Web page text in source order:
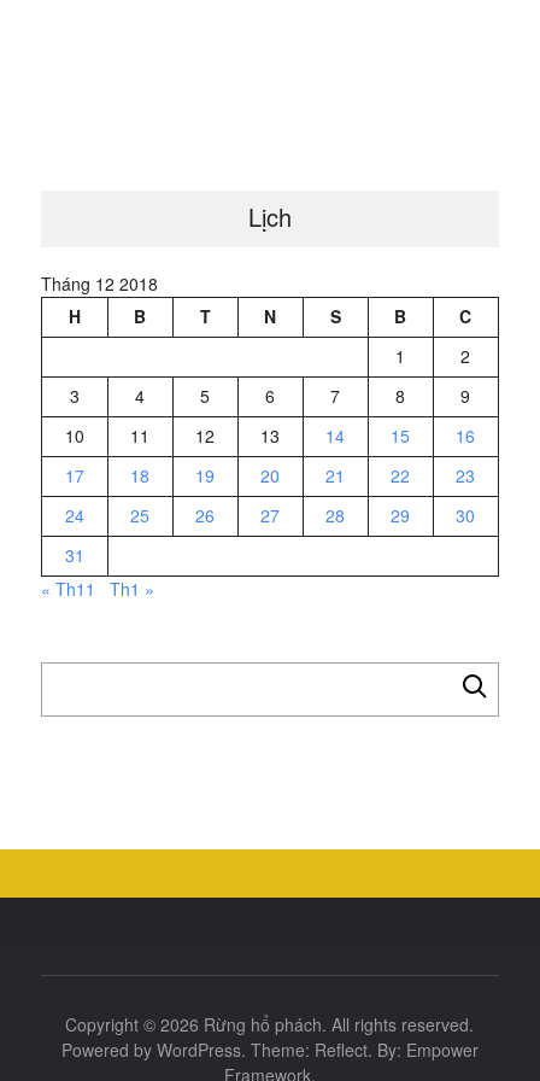
Lịch
Tháng 12 2018
H
B T N S B
C
1
2
3
4 5 6 7 8
9
10
11 12 13 14 15
16
17
18 19 20 21 22
23
24
25 26 27 28 29
30
31
« Th11
Th1 »
cho:
Copyright © 2026 Rừng hổ phách. All rights reserved.
Powered by WordPress. Theme: Reflect. By: Empower
Framework.